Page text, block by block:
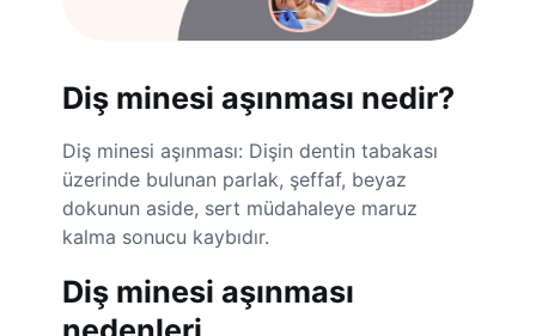
Diş minesi aşınması nedir?
Diş minesi aşınması: Dişin dentin tabakası
üzerinde bulunan parlak, şeffaf, beyaz
dokunun aside, sert müdahaleye maruz
kalma sonucu kaybıdır.
Diş minesi aşınması